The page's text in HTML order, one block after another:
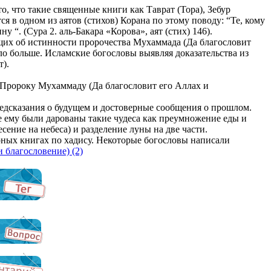
что такие священные книги как Таврат (Тора), Зебур
в одном из аятов (стихов) Корана по этому поводу: “Те, кому
“. (Сура 2. аль-Бакара «Корова», аят (стих) 146).
об истинности пророчества Мухаммада (Да благословит
Исламские богословы выявляя доказательства из
Мухаммаду (Да благословит его Аллах и
о будущем и достоверные сообщения о прошлом.
ему были дарованы такие чудеса как преумножение еды и
на небеса) и разделение луны на две части.
книгах по хадису. Некоторые богословы написали
благословение) (2)